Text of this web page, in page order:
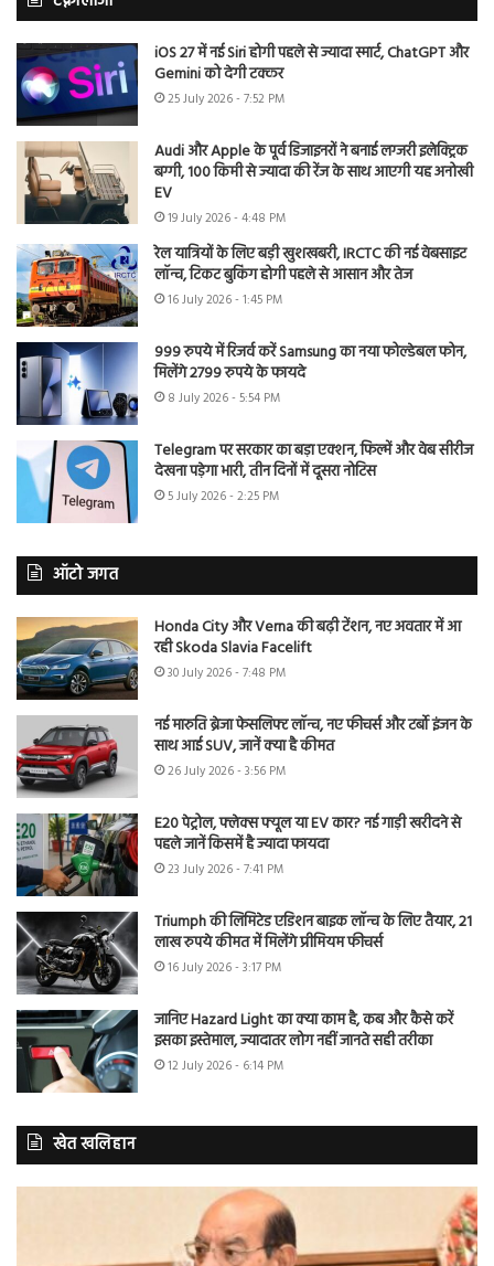
iOS 27 में नई Siri होगी पहले से ज्यादा स्मार्ट, ChatGPT और
Gemini को देगी टक्कर
25 July 2026 - 7:52 PM
Audi और Apple के पूर्व डिजाइनरों ने बनाई लग्जरी इलेक्ट्रिक
बग्गी, 100 किमी से ज्यादा की रेंज के साथ आएगी यह अनोखी
EV
19 July 2026 - 4:48 PM
रेल यात्रियों के लिए बड़ी खुशखबरी, IRCTC की नई वेबसाइट
लॉन्च, टिकट बुकिंग होगी पहले से आसान और तेज
16 July 2026 - 1:45 PM
999 रुपये में रिजर्व करें Samsung का नया फोल्डेबल फोन,
मिलेंगे 2799 रुपये के फायदे
8 July 2026 - 5:54 PM
Telegram पर सरकार का बड़ा एक्शन, फिल्में और वेब सीरीज
देखना पड़ेगा भारी, तीन दिनों में दूसरा नोटिस
5 July 2026 - 2:25 PM
ऑटो जगत
Honda City और Verna की बढ़ी टेंशन, नए अवतार में आ
रही Skoda Slavia Facelift
30 July 2026 - 7:48 PM
नई मारुति ब्रेजा फेसलिफ्ट लॉन्च, नए फीचर्स और टर्बो इंजन के
साथ आई SUV, जानें क्या है कीमत
26 July 2026 - 3:56 PM
E20 पेट्रोल, फ्लेक्स फ्यूल या EV कार? नई गाड़ी खरीदने से
पहले जानें किसमें है ज्यादा फायदा
23 July 2026 - 7:41 PM
Triumph की लिमिटेड एडिशन बाइक लॉन्च के लिए तैयार, 21
लाख रुपये कीमत में मिलेंगे प्रीमियम फीचर्स
16 July 2026 - 3:17 PM
जानिए Hazard Light का क्या काम है, कब और कैसे करें
इसका इस्तेमाल, ज्यादातर लोग नहीं जानते सही तरीका
12 July 2026 - 6:14 PM
खेत खलिहान